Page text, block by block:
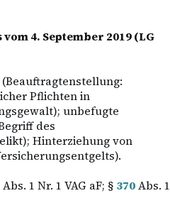
vom 4. September 2019 (LG
Pflichten in
unbefugte
des
Hinterziehung von
Abs. 1 Nr. 1 VAG aF; § 370Abs. 1